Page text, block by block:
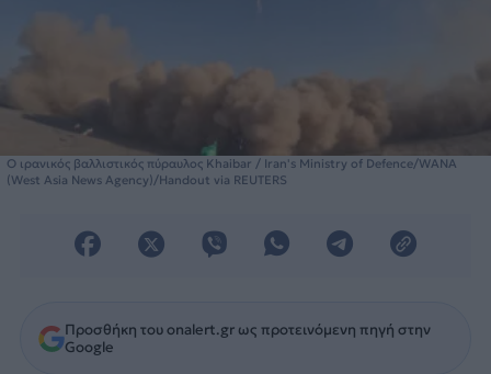
Ο ιρανικός βαλλιστικός πύραυλος Khaibar / Iran's Ministry of Defence/WANA
(West Asia News Agency)/Handout via REUTERS
Προσθήκη του onalert.gr ως προτεινόμενη πηγή στην
Google